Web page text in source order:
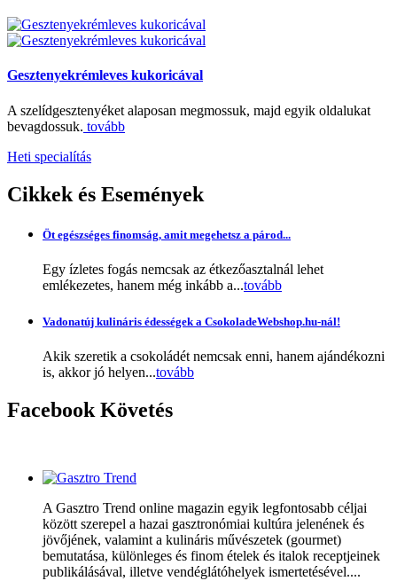
Gesztenyekrémleves kukoricával
A szelídgesztenyéket alaposan megmossuk, majd egyik oldalukat
bevagdossuk. tovább
Heti specialítás
Cikkek és Események
Öt egészséges finomság, amit megehetsz a párod...
Egy ízletes fogás nemcsak az étkezőasztalnál lehet
emlékezetes, hanem még inkább a...tovább
Vadonatúj kulináris édességek a CsokoladeWebshop.hu-nál!
Akik szeretik a csokoládét nemcsak enni, hanem ajándékozni
is, akkor jó helyen...tovább
Facebook Követés
A Gasztro Trend online magazin egyik legfontosabb céljai
között szerepel a hazai gasztronómiai kultúra jelenének és
jövőjének, valamint a kulináris művészetek (gourmet)
bemutatása, különleges és finom ételek és italok receptjeinek
publikálásával, illetve vendéglátóhelyek ismertetésével....